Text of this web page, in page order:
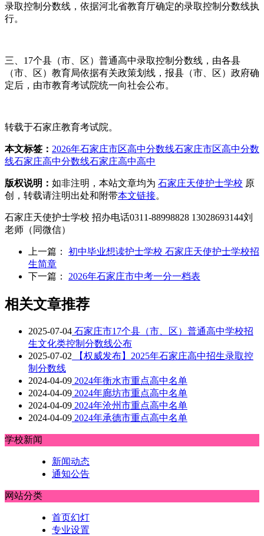
录取控制分数线，依据河北省教育厅确定的录取控制分数线执
行。
三、17个县（市、区）普通高中录取控制分数线，由各县
（市、区）教育局依据有关政策划线，报县（市、区）政府确
定后，由市教育考试院统一向社会公布。
转载于石家庄教育考试院。
本文标签： 2026年石家庄市区高中分数线石家庄市区高中分数
线石家庄高中分数线石家庄高中高中
版权说明： 如非注明，本站文章均为 石家庄天使护士学校 原
创，转载请注明出处和附带本文链接。
石家庄天使护士学校 招办电话0311-88998828 13028693144刘
老师（同微信）
上一篇： 初中毕业想读护士学校 石家庄天使护士学校招
生简章
下一篇： 2026年石家庄市中考一分一档表
相关文章推荐
2025-07-04 石家庄市17个县（市、区）普通高中学校招
生文化类控制分数线公布
2025-07-02 【权威发布】2025年石家庄高中招生录取控
制分数线
2024-04-09 2024年衡水市重点高中名单
2024-04-09 2024年廊坊市重点高中名单
2024-04-09 2024年沧州市重点高中名单
2024-04-09 2024年承德市重点高中名单
学校新闻
新闻动态
通知公告
网站分类
首页幻灯
专业设置